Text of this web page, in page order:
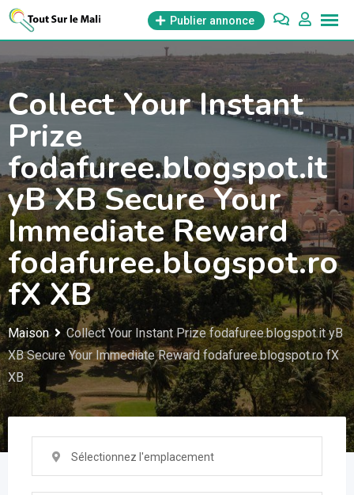
Aller
contenu
Publier annonce
Collect Your Instant
Prize
fodafuree.blogspot.it
yB XB Secure Your
Immediate Reward
fodafuree.blogspot.ro
fX XB
Maison
Collect Your Instant Prize fodafuree.blogspot.it yB
XB Secure Your Immediate Reward fodafuree.blogspot.ro fX
XB
Sélectionnez l'emplacement